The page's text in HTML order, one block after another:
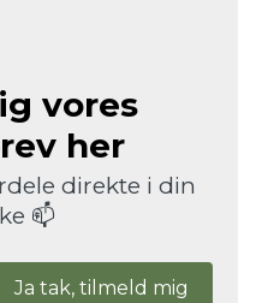
vores
her
direkte i din
📫
Ja tak, tilmeld mig